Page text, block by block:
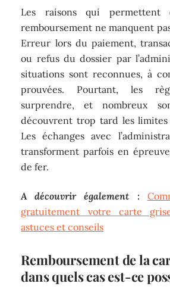
Les raisons qui permettent
remboursement ne manquent
Erreur lors du paiement,
ou refus du dossier par
situations sont reconnues, à
prouvées. Pourtant, les
surprendre, et nombreux
découvrent trop tard les
Les échanges avec
transforment parfois en
de fer.
A découvrir également :
gratuitement votre carte
astuces et conseils
Remboursement de la
dans quels cas est-ce